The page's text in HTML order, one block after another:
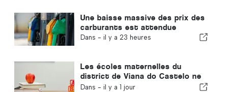
Une baisse massive des prix des
carburants est attendue
Dans - il y a 23 heures
Les écoles maternelles du
district de Viana do Castelo ne
fermeront pas au Portugal
Dans - il y a 1 jour